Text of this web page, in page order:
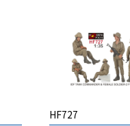
HF727